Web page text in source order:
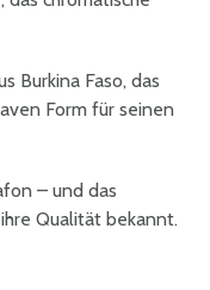
Burkina Faso, das
Form für seinen
– und das
Qualität bekannt.